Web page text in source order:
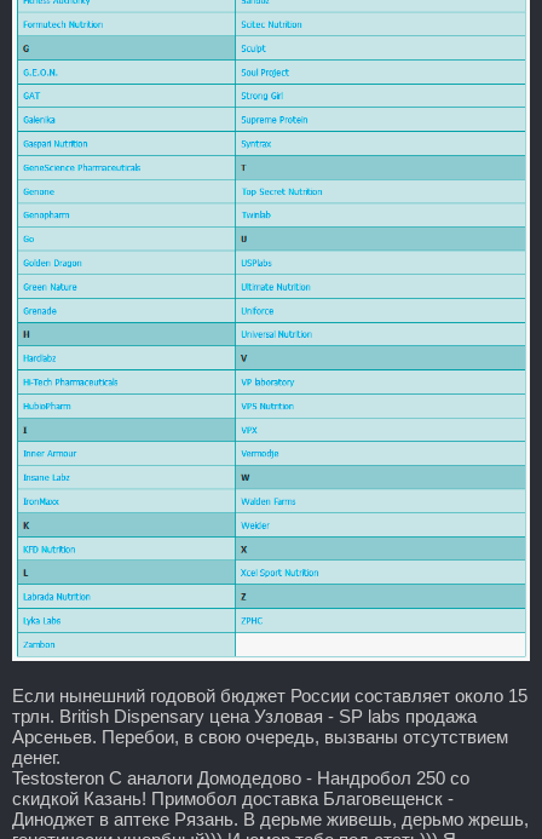
Если нынешний годовой бюджет России составляет около 15
трлн. British Dispensary цена Узловая - SP labs продажа
Арсеньев. Перебои, в свою очередь, вызваны отсутствием
денег.
Testosteron C аналоги Домодедово - Нандробол 250 со
скидкой Казань! Примобол доставка Благовещенск -
Диноджет в аптеке Рязань. В дерьме живешь, дерьмо жрешь,